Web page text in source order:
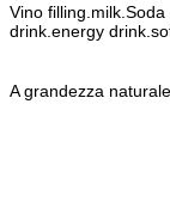
Vino
drink.energy
A grandezza